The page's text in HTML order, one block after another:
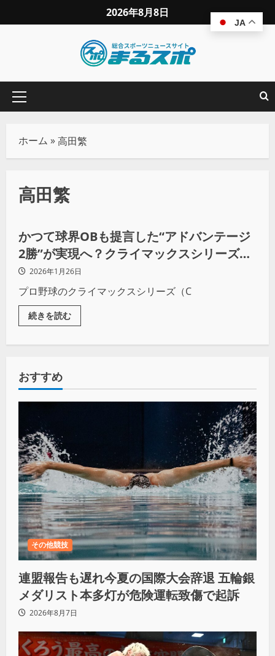
2026年8月8日
ホーム »高田繁
高田繁
野球
かつて球界OBも提言した“アドバンテージ
2勝”が実現へ？クライマックスシリーズの
ルール見直しで、試合数増加の可能性も
2026年1月26日
プロ野球のクライマックスシリーズ（C
続きを読む
おすすめ
その他競技
連盟報告も遅れ今夏の国際大会辞退 五輪銀
メダリスト本多灯が危険運転致傷で起訴
2026年8月7日
JA